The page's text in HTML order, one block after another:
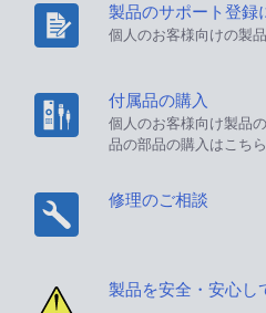
製品のサポート登録
個人のお客様向けの製
付属品の購入
個人のお客様向け製品
品の部品の購入はこちら
修理のご相談
製品を安全・安心し